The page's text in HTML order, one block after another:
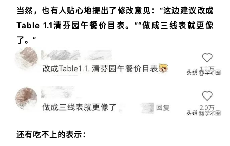
当然，也有人贴心地提出了修改意见：“这边建议改成
Table 1.1清芬园午餐价目表。”“做成三线表就更像
了。”
还有吃不上的表示：